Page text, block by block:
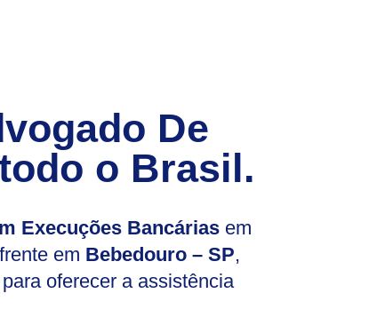
De
o Brasil.
Execuções Bancárias em
em Bebedouro – SP,
oferecer a assistência